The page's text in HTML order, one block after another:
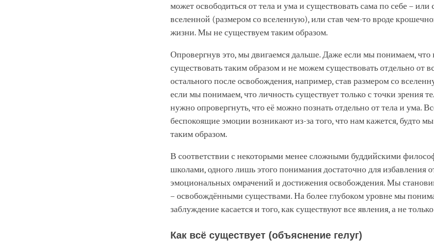
может освободиться от тела и ума и существовать сама по себе – или
вселенной (размером со вселенную), или став чем-то вроде
жизни. Мы не существуем таким образом.
Опровергнув это, мы двигаемся дальше. Даже если мы понимаем,
существовать таким образом и не можем существовать отдельно от
остального после освобождения, например, став размером со
если мы понимаем, что личность существует только с точки зрения
нужно опровергнуть, что её можно познать отдельно от тела и ума.
беспокоящие эмоции возникают из-за того, что нам кажется, будто
таким образом.
В соответствии с некоторыми менее сложными буддийскими
школами, одного лишь этого понимания достаточно для избавления
эмоциональных омрачений и достижения освобождения. Мы
– освобождёнными существами. На более глубоком уровне мы
заблуждение касается и того, как существуют все явления, а не
Как всё существует (объяснение гелуг)